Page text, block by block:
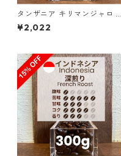
タンザニア キリマンジャロ KI
BO AA ノーザン・モシ 200g
（100g単価の10%OFF）
¥2,022